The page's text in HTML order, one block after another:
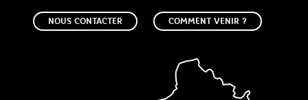
NOUS CONTACTER COMMENT VENIR ?